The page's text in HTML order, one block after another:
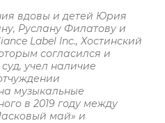
вдовы и детей Юрия
Руслану Филатову и
Label Inc., Хостинский
согласился и
учел наличие
музыкальные
в 2019 году между
май» и